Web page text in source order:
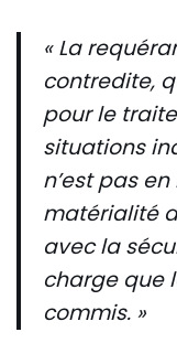
« La
contredite,
pour le
situations
n’est pas
matérialité
avec la
charge que
commis. »